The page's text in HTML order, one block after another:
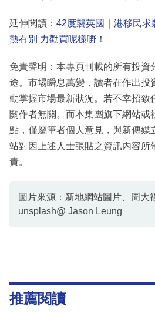
延伸閱讀： 42度襲英國｜港移民
熱有別 力勸買呢樣嘢！
免責聲明：本專頁刊載的所有投資
途。市場瞬息萬變，讀者在作出投
動掌握市場最新狀況。若不幸招致
關作者無關。而本集團旗下網站或
點，僅屬筆者個人意見，與新傳媒
站對因上述人士張貼之資訊內容所
責。
圖片來源：新地網站圖片、周大
unsplash@ Jason Leung
推薦閱讀